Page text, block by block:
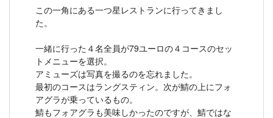
この一角にある一つ星レストランに行ってきまし
た。
一緒に行った４名全員が79ユーロの４コースのセッ
トメニューを選択。
アミューズは写真を撮るのを忘れました。
最初のコースはラングスティン。次が鯖の上にフォ
アグラが乗っているもの。
鯖もフォアグラも美味しかったのですが、鯖ではな